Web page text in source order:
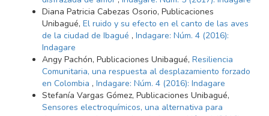
Diana Patricia Cabezas Osorio, Publicaciones
Unibagué, El ruido y su efecto en el canto de las aves
de la ciudad de Ibagué , Indagare: Núm. 4 (2016):
Indagare
Angy Pachón, Publicaciones Unibagué, Resiliencia
Comunitaria, una respuesta al desplazamiento forzado
en Colombia , Indagare: Núm. 4 (2016): Indagare
Stefanía Vargas Gómez, Publicaciones Unibagué,
Sensores electroquímicos, una alternativa para